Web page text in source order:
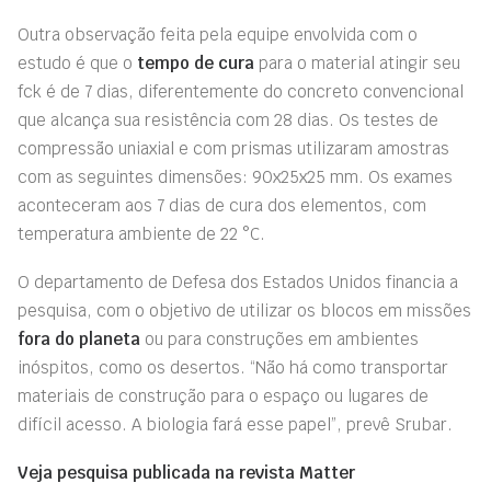
Outra observação feita pela equipe envolvida com o
estudo é que o tempo de cura para o material atingir seu
fck é de 7 dias, diferentemente do concreto convencional
que alcança sua resistência com 28 dias. Os testes de
compressão uniaxial e com prismas utilizaram amostras
com as seguintes dimensões: 90x25x25 mm. Os exames
aconteceram aos 7 dias de cura dos elementos, com
temperatura ambiente de 22 °C.
O departamento de Defesa dos Estados Unidos financia a
pesquisa, com o objetivo de utilizar os blocos em missões
fora do planeta ou para construções em ambientes
inóspitos, como os desertos. “Não há como transportar
materiais de construção para o espaço ou lugares de
difícil acesso. A biologia fará esse papel”, prevê Srubar.
Veja pesquisa publicada na revista Matter